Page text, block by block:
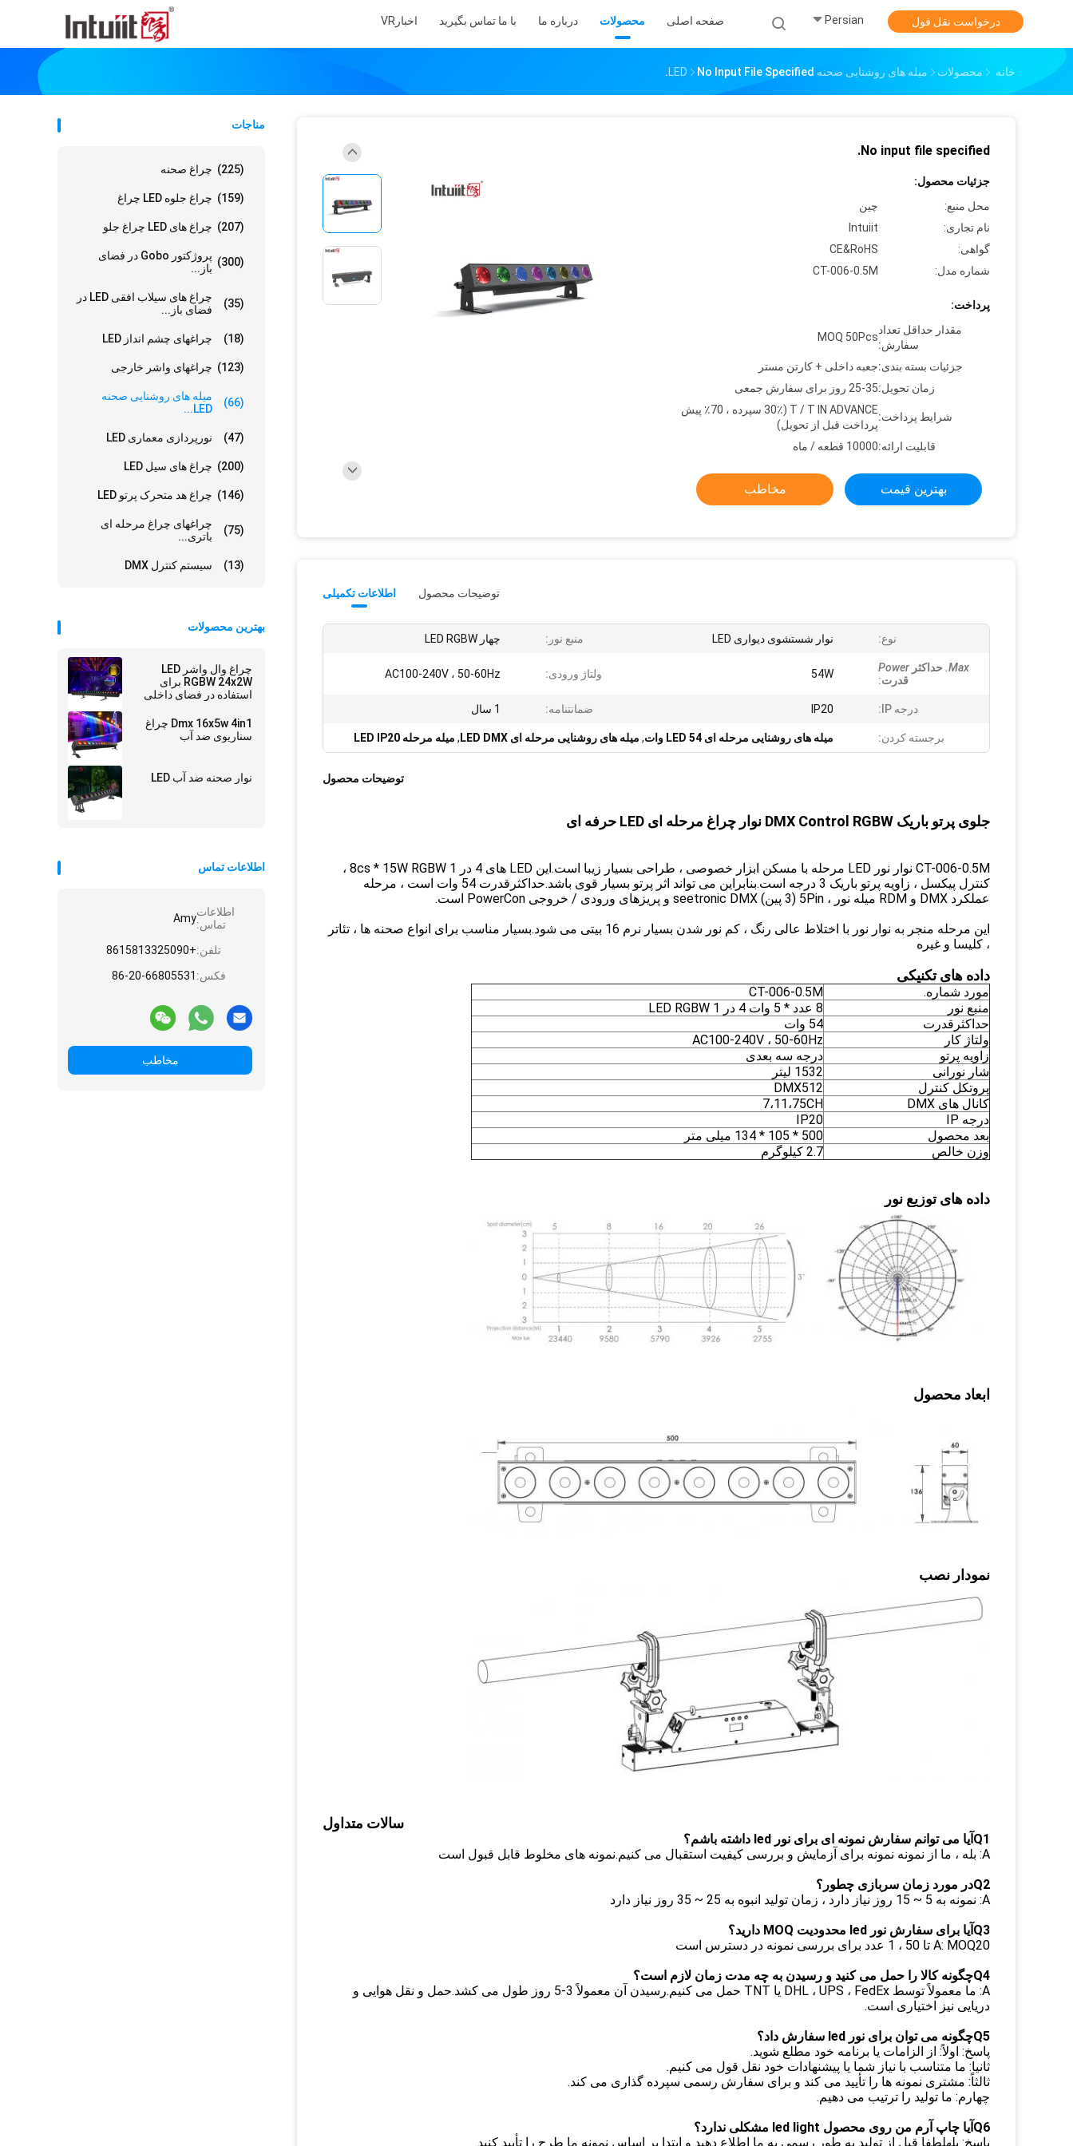
صفحه اصلی محصولات درباره ما با ما تماس بگیرید اخبار VR Persian درخواست نقل قول
خانه محصولات میله های روشنایی صحنه LED No Input File Specified.
مناجات
چراغ صحنه (225)
چراغ جلوه LED چراغ (159)
چراغ های LED چراغ جلو (207)
پروژکتور Gobo در فضای
باز...
(300)
چراغ های سیلاب افقی LED در
فضای باز...
(35)
چراغهای چشم انداز LED (18)
چراغهای واشر خارجی (123)
میله های روشنایی صحنه
LED...
(66)
نورپردازی معماری LED (47)
چراغ های سیل LED (200)
چراغ هد متحرک پرتو LED (146)
چراغهای چراغ مرحله ای
باتری...
(75)
سیستم کنترل DMX (13)
بهترین محصولات
چراغ وال واشر LED
RGBW 24x2W برای
استفاده در فضای داخلی
نورپردازی بالا
Dmx 16x5w 4in1 چراغ
سناریوی ضد آب
نوار صحنه ضد آب LED
اطلاعات تماس
اطلاعات
تماس:Amy
تلفن:+8615813325090
فکس: 86-20-66805531
مخاطب
No input file specified.
جزئیات محصول:
محل منبع:
چین
نام تجاری:
Intuiit
گواهی:
CE&RoHS
شماره مدل:
CT-006-0.5M
پرداخت:
مقدار حداقل تعداد
سفارش:
MOQ 50Pcs
جزئیات بسته بندی:جعبه داخلی + کارتن مستر
زمان تحویل:25-35 روز برای سفارش جمعی
شرایط پرداخت:
T / T IN ADVANCE (30٪ سپرده ، 70٪ پیش
پرداخت قبل از تحویل)
قابلیت ارائه:10000 قطعه / ماه
بهترین قیمت مخاطب
اطلاعات تکمیلی توضیحات محصول
نوع: نوار شستشوی دیواری LED منبع نور: چهار LED RGBW
Max. حداکثر Power
قدرت:
54W ولتاژ ورودی: AC100-240V ، 50-60Hz
درجه IP: IP20 ضمانتنامه: 1 سال
برجسته کردن: میله های روشنایی مرحله ای LED 54 وات , میله های روشنایی مرحله ای LED DMX , میله مرحله LED IP20
توضیحات محصول
جلوی پرتو باریک DMX Control RGBW نوار چراغ مرحله ای LED حرفه ای
CT-006-0.5M نوار نور LED مرحله با مسکن ابزار خصوصی ، طراحی بسیار زیبا است.این LED های 4 در 1 8cs * 15W RGBW ،
کنترل پیکسل ، زاویه پرتو باریک 3 درجه است.بنابراین می تواند اثر پرتو بسیار قوی باشد.حداکثرقدرت 54 وات است ، مرحله
عملکرد DMX و RDM میله نور ، 5Pin (3 پین) seetronic DMX و پریزهای ورودی / خروجی PowerCon است.
این مرحله منجر به نوار نور با اختلاط عالی رنگ ، کم نور شدن بسیار نرم 16 بیتی می شود.بسیار مناسب برای انواع صحنه ها ، تئاتر
، کلیسا و غیره
داده های تکنیکی
مورد شماره.
CT-006-0.5M
منبع نور
8 عدد * 5 وات 4 در 1 LED RGBW
حداکثرقدرت
54 وات
ولتاژ کار
AC100-240V ، 50-60Hz
زاویه پرتو
درجه سه بعدی
شار نورانی
1532 لیتر
پروتکل کنترل
DMX512
کانال های DMX
7،11،75CH
درجه IP
IP20
بعد محصول
500 * 105 * 134 میلی متر
وزن خالص
2.7 کیلوگرم
داده های توزیع نور
ابعاد محصول
نمودار نصب
سالات متداول
Q1آیا می توانم سفارش نمونه ای برای نور led داشته باشم؟
A: بله ، ما از نمونه نمونه برای آزمایش و بررسی کیفیت استقبال می کنیم.نمونه های مخلوط قابل قبول است
Q2در مورد زمان سربازی چطور؟
A: نمونه به 5 ~ 15 روز نیاز دارد ، زمان تولید انبوه به 25 ~ 35 روز نیاز دارد
Q3آیا برای سفارش نور led محدودیت MOQ دارید؟
A: MOQ20 تا 50 ، 1 عدد برای بررسی نمونه در دسترس است
Q4چگونه کالا را حمل می کنید و رسیدن به چه مدت زمان لازم است؟
A: ما معمولاً توسط DHL ، UPS ، FedEx یا TNT حمل می کنیم.رسیدن آن معمولاً 3-5 روز طول می کشد.حمل و نقل هوایی و
دریایی نیز اختیاری است.
Q5چگونه می توان برای نور led سفارش داد؟
پاسخ: اولاً: از الزامات یا برنامه خود مطلع شوید.
ثانیا: ما متناسب با نیاز شما یا پیشنهادات خود نقل قول می کنیم.
ثالثاً: مشتری نمونه ها را تأیید می کند و برای سفارش رسمی سپرده گذاری می کند.
چهارم: ما تولید را ترتیب می دهیم.
Q6آیا چاپ آرم من روی محصول led light مشکلی ندارد؟
پاسخ: بلهلطفا قبل از تولید به طور رسمی به ما اطلاع دهید و ابتدا بر اساس نمونه ما طرح را تأیید کنید.